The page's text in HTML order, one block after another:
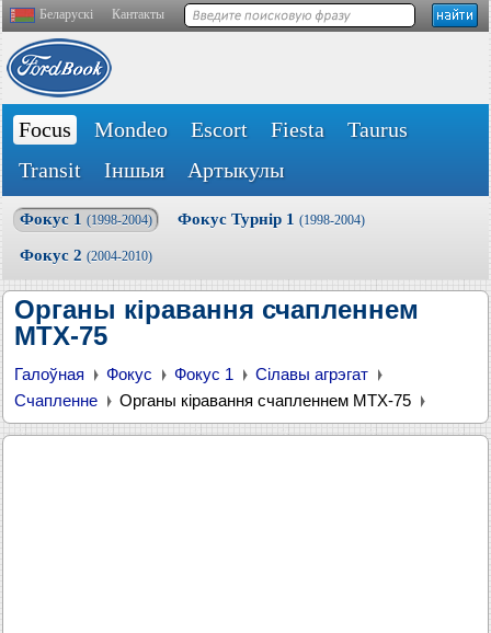
Беларускі Кантакты
Focus Mondeo Escort Fiesta
Taurus
Transit
Іншыя Артыкулы
Фокус 1 (1998-2004) Фокус Турнір 1 (1998-2004)
Фокус 2 (2004-2010)
Органы кіравання счапленнем
MTX-75
Галоўная Фокус Фокус 1
Сілавы агрэгат
Счапленне
Органы кіравання счапленнем MTX-75